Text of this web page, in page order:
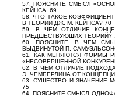
57. ПОЯСНИТЕ СМЫСЛ
КЕЙНСА. 69
58. ЧТО ТАКОЕ
В ТЕОРИИ ДЖ. М. КЕЙНСА? 70
59. В ЧЕМ ОТЛИЧИЕ
ПРЕДШЕСТВУЮЩИХ ТЕОРИЙ?
60. ПОЯСНИТЕ, В ЧЕМ
ВЫДВИНУТОЙ П.
61. КАК МЕНЯЮТСЯ ФОРМЫ
«НЕСОВЕРШЕННОЙ
62. В ЧЕМ ОТЛИЧИЕ
Э. ЧЕМБЕРЛИНА ОТ
63. СУЩЕСТВО И ЗНАЧЕНИЕ
75
64. ПОЯСНИТЕ СМЫСЛ